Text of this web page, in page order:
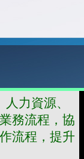
力資源、
務流程，協
流程，提升